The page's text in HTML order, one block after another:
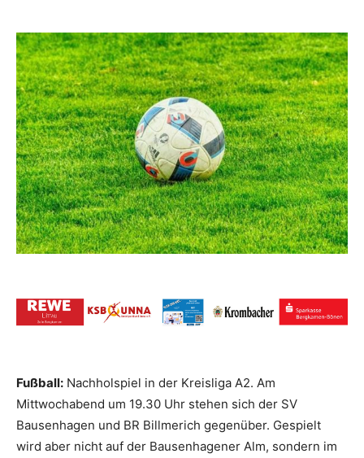
Fußball: Nachholspiel in der Kreisliga A2. Am
Mittwochabend um 19.30 Uhr stehen sich der SV
Bausenhagen und BR Billmerich gegenüber. Gespielt
wird aber nicht auf der Bausenhagener Alm, sondern im